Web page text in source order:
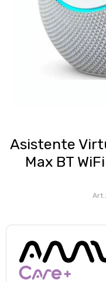
Asistente
Max BT